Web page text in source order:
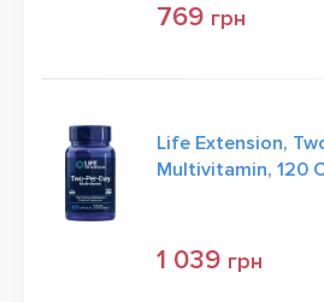
769 грн
Life Extension,
Multivitamin, 120
1 039 грн